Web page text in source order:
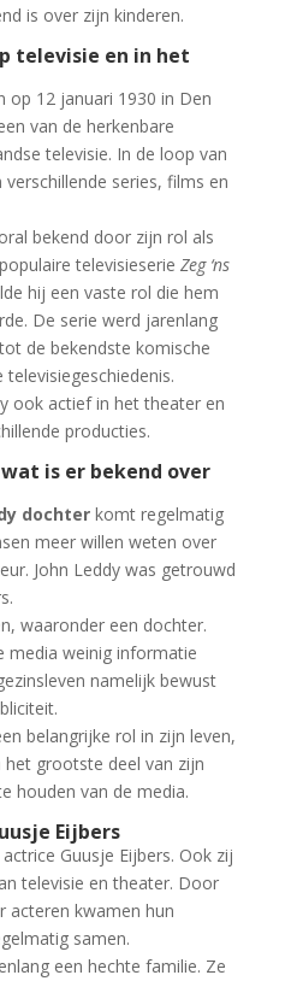
is over zijn kinderen.
televisie en in het
op 12 januari 1930 in Den
van de herkenbare
televisie. In de loop van
series, films en
bekend door zijn rol als
televisieserie Zeg ‘ns
hij een vaste rol die hem
De serie werd jarenlang
de bekendste komische
ook actief in het theater en
producties.
is er bekend over
dochterkomt regelmatig
meer willen weten over
John Leddy was getrouwd
waaronder een dochter.
media weinig informatie
namelijk bewust
belangrijke rol in zijn leven,
grootste deel van zijn
houden van de media.
Eijbers
Guusje Eijbers. Ook zij
televisie en theater. Door
acteren kwamen hun
samen.
een hechte familie. Ze